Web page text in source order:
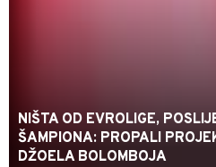
NIŠTA OD EVROLIGE,
ŠAMPIONA: PROPALI
DŽOELA BOLOMBOJA